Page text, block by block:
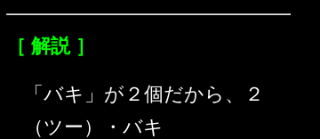
［ 解説 ］
「バキ」が２個だから、２
（ツー）・バキ